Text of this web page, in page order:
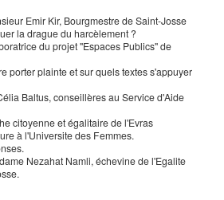
Emir Kir, Bourgmestre de Saint-Josse
la drague du harcèlement ?
du projet "Espaces Publics" de
porter plainte et sur quels textes s'appuyer
Baltus, conseillères au Service d'Aide
citoyenne et égalitaire de l'Evras
à l'Universite des Femmes.
Nezahat Namli, échevine de l'Egalite